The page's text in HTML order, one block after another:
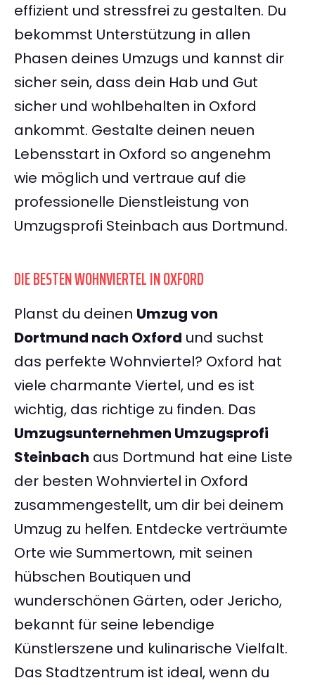
effizient und stressfrei zu gestalten. Du
bekommst Unterstützung in allen
Phasen deines Umzugs und kannst dir
sicher sein, dass dein Hab und Gut
sicher und wohlbehalten in Oxford
ankommt. Gestalte deinen neuen
Lebensstart in Oxford so angenehm
wie möglich und vertraue auf die
professionelle Dienstleistung von
Umzugsprofi Steinbach aus Dortmund.
DIE BESTEN WOHNVIERTEL IN OXFORD
Planst du deinen Umzug von
Dortmund nach Oxford und suchst
das perfekte Wohnviertel? Oxford hat
viele charmante Viertel, und es ist
wichtig, das richtige zu finden. Das
Umzugsunternehmen Umzugsprofi
Steinbach aus Dortmund hat eine Liste
der besten Wohnviertel in Oxford
zusammengestellt, um dir bei deinem
Umzug zu helfen. Entdecke verträumte
Orte wie Summertown, mit seinen
hübschen Boutiquen und
wunderschönen Gärten, oder Jericho,
bekannt für seine lebendige
Künstlerszene und kulinarische Vielfalt.
Das Stadtzentrum ist ideal, wenn du